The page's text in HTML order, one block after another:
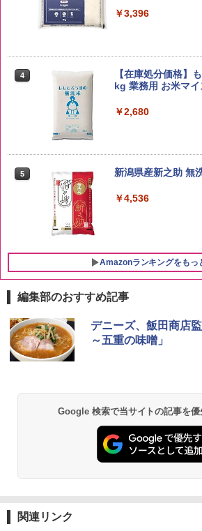
￥3,396
4
【在庫処分価格】
kg 業務用 お米マ
￥2,680
5 新潟県産新之助 無
￥4,536
Amazonランキングをもっ
1
ブラックニッカ ニ
ー4000ml ブラック
キー 【日本 アサヒ
角瓶 2700ml サント
イボール 大容量
1
チキンラーメン ど
食品 インスタント
【公式】ブタメン
| 業務用 夜食 カッ
麺 小腹 インスタン
ーリングストック
パニー
1
シャープ 過熱水蒸
L 1段調理 ブラック
ル操作 コンパクト
￥29,582
[山善] スチームオ
編集部のおすすめ記事
デニーズ、飯田商店
～五重の味噌」
Google 検索で当サイトの記事を優
関連リンク